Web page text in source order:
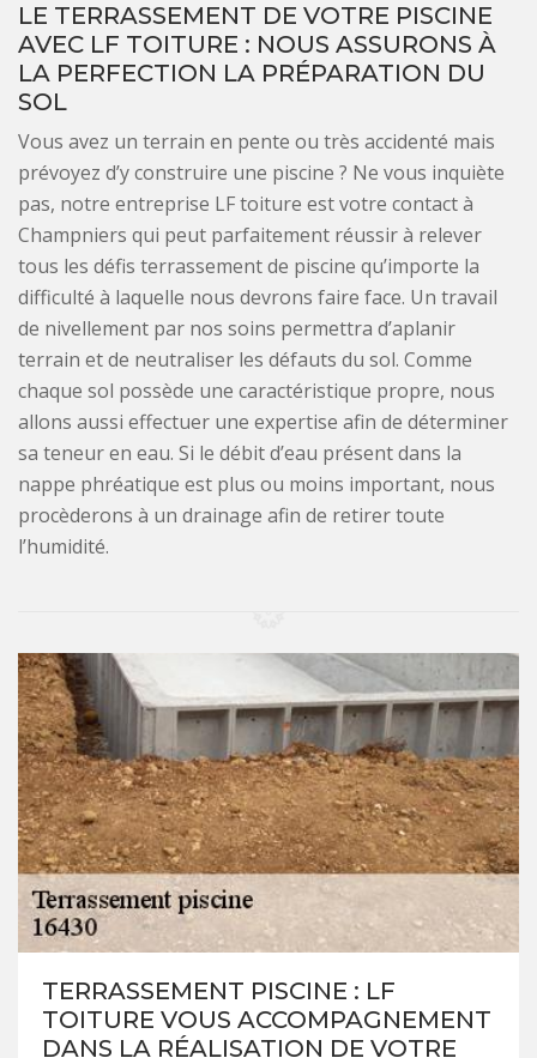
LE TERRASSEMENT DE VOTRE PISCINE
AVEC LF TOITURE : NOUS ASSURONS À
LA PERFECTION LA PRÉPARATION DU
SOL
Vous avez un terrain en pente ou très accidenté mais
prévoyez d’y construire une piscine ? Ne vous inquiète
pas, notre entreprise LF toiture est votre contact à
Champniers qui peut parfaitement réussir à relever
tous les défis terrassement de piscine qu’importe la
difficulté à laquelle nous devrons faire face. Un travail
de nivellement par nos soins permettra d’aplanir
terrain et de neutraliser les défauts du sol. Comme
chaque sol possède une caractéristique propre, nous
allons aussi effectuer une expertise afin de déterminer
sa teneur en eau. Si le débit d’eau présent dans la
nappe phréatique est plus ou moins important, nous
procèderons à un drainage afin de retirer toute
l’humidité.
TERRASSEMENT PISCINE : LF
TOITURE VOUS ACCOMPAGNEMENT
DANS LA RÉALISATION DE VOTRE